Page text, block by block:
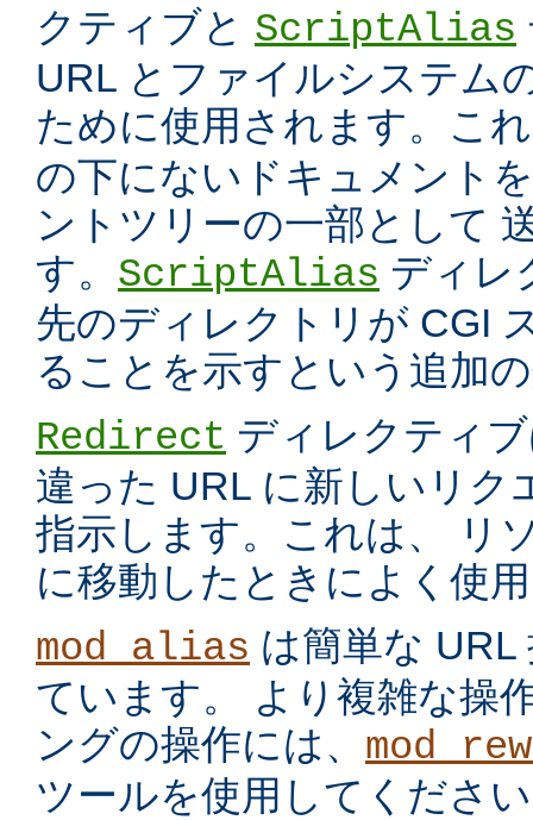
クティブと ScriptAlias
URL とファイルシステム
ために使用されます。こ
の下にないドキュメント
ントツリーの一部として
す。 ScriptAlias ディレ
先のディレクトリが CGI
ることを示すという追加
Redirect ディレクティ
違った URL に新しいリク
指示します。これは、 リ
に移動したときによく使
mod_alias は簡単な URL
ています。 より複雑な操
ングの操作には、
ツールを使用してくださ